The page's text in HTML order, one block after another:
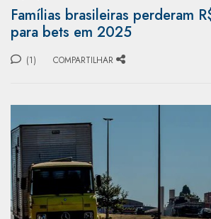
Famílias brasileiras perderam
para bets em 2025
(1) COMPARTILHAR